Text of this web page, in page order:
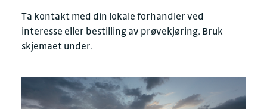
Ta kontakt med din lokale forhandler ved
interesse eller bestilling av prøvekjøring. Bruk
skjemaet under.